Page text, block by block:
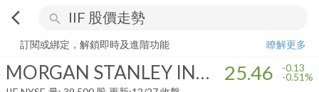
arrow_back_ios search
MORGAN STANLEY INDIA INVESTMENT FUND, INC.
訂閱或綁定，解鎖即時及進階功能
瞭解更多
MORGAN STANLEY INDIA INVESTMENT FUND, INC. 25.46 -0.13
-0.51%